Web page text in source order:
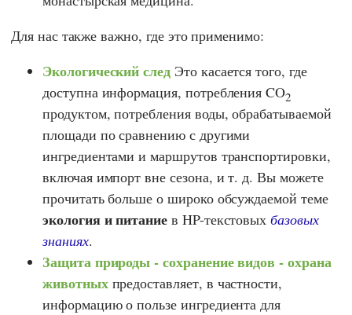
Для нас также важно, где это применимо:
Экологический след Это касается того, где
доступна информация, потребления CO2
продуктом, потребления воды, обрабатываемой
площади по сравнению с другими
ингредиентами и маршрутов транспортировки,
включая импорт вне сезона, и т. д. Вы можете
прочитать больше о широко обсуждаемой теме
экология и питание в HP-текстовыхбазовых
знаниях.
Защита природы - сохранение видов - охрана
животных предоставляет, в частности,
информацию о пользе ингредиента для